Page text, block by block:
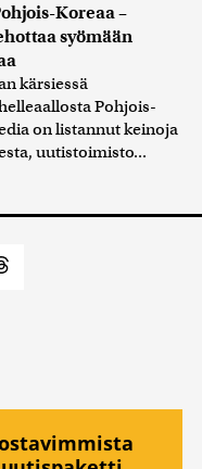
Koreaa –
syömään
kärsiessä
Pohjois-
on listannut keinoja
uutistoimisto...